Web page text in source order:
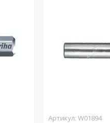
W01894